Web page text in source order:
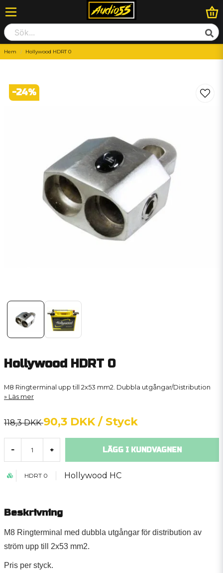
Hem Hollywood HDRT 0
-24%
Hollywood HDRT 0
M8 Ringterminal upp till 2x53 mm2. Dubbla utgångar/Distribution
Läs mer
118,3 DKK90,3 DKK / Styck
- + LÄGG I KUNDVAGNEN
HDRT 0 Hollywood HC
Beskrivning
M8 Ringterminal med dubbla utgångar för distribution av
ström upp till 2x53 mm2.
Pris per styck.